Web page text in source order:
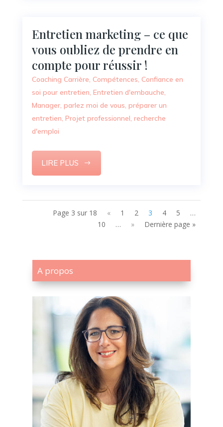
Entretien marketing – ce que
vous oubliez de prendre en
compte pour réussir !
Coaching Carrière, Compétences, Confiance en
soi pour entretien, Entretien d'embauche,
Manager, parlez moi de vous, préparer un
entretien, Projet professionnel, recherche
d'emploi
LIRE PLUS
Page 3 sur 18 « 1 2 3 4 5
…
10
… » Dernière page »
A propos